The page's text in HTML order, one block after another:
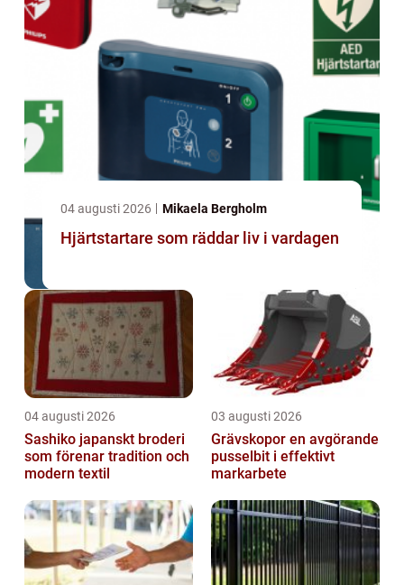
04 augusti 2026 Mikaela Bergholm
Hjärtstartare som räddar liv i vardagen
04 augusti 2026
Sashiko japanskt broderi
som förenar tradition och
modern textil
03 augusti 2026
Grävskopor en avgörande
pusselbit i effektivt
markarbete